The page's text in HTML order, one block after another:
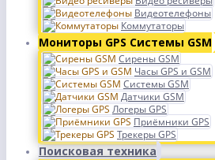
Видеотелефоны
Коммутаторы
Мониторы GPS Системы GSM
Сирены GSM
Часы GPS и GSM
Системы GSM
Датчики GSM
Логеры GPS
Приёмники GPS
Трекеры GPS
Поисковая техника